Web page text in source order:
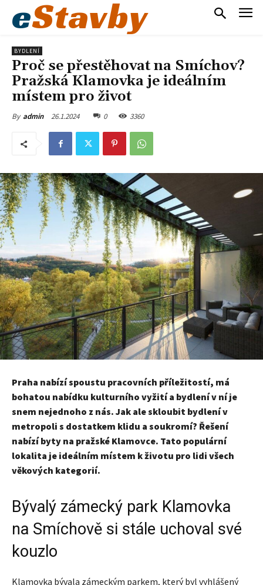
eStavby
BYDLENÍ
Proč se přestěhovat na Smíchov?
Pražská Klamovka je ideálním
místem pro život
By admin 26.1.2024 0 3360
Praha nabízí spoustu pracovních příležitostí, má
bohatou nabídku kulturního vyžití a bydlení v ní je
snem nejednoho z nás. Jak ale skloubit bydlení v
metropoli s dostatkem klidu a soukromí? Řešení
nabízí byty na pražské Klamovce. Tato populární
lokalita je ideálním místem k životu pro lidi všech
věkových kategorií.
Bývalý zámecký park Klamovka
na Smíchově si stále uchoval své
kouzlo
Klamovka bývala zámeckým parkem, který byl vyhlášený